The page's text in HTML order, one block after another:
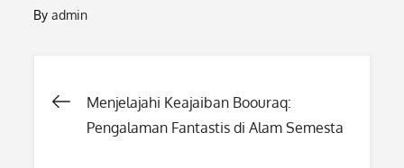
Byadmin
Post
Menjelajahi Keajaiban Boouraq:
Pengalaman Fantastis di Alam Semesta